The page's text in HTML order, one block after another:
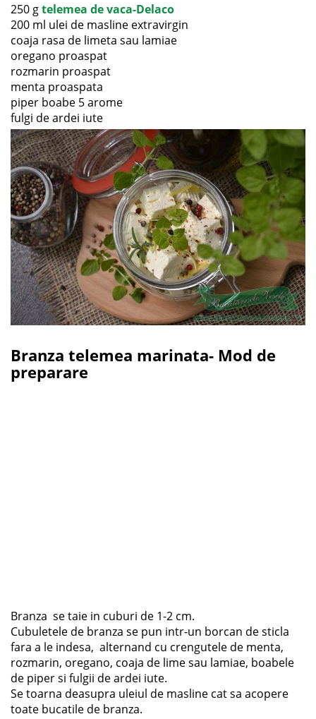
250 gtelemea de vaca-Delaco
200 ml ulei de masline extravirgin
coaja rasa de limeta sau lamiae
oregano proaspat
rozmarin proaspat
menta proaspata
piper boabe 5 arome
fulgi de ardei iute
Branza telemea marinata- Mod de
preparare
Branza se taie in cuburi de 1-2 cm.
Cubuletele de branza se pun intr-un borcan de sticla
fara a le indesa, alternand cu crengutele de menta,
rozmarin, oregano, coaja de lime sau lamiae, boabele
de piper si fulgii de ardei iute.
Se toarna deasupra uleiul de masline cat sa acopere
toate bucatile de branza.